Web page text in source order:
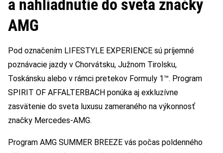
a nahliadnutie do sveta značky
AMG
Pod označením LIFESTYLE EXPERIENCE sú príjemné
poznávacie jazdy v Chorvátsku, Južnom Tirolsku,
Toskánsku alebo v rámci pretekov Formuly 1™. Program
SPIRIT OF AFFALTERBACH ponúka aj exkluzívne
zasvätenie do sveta luxusu zameraného na výkonnosť
značky Mercedes-AMG.
Program AMG SUMMER BREEZE vás počas poldenného